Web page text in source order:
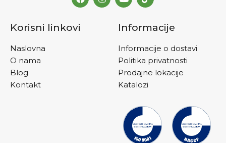
Korisni linkovi
Naslovna
O nama
Blog
Kontakt
Informacije
Informacije o dostavi
Politika privatnosti
Prodajne lokacije
Katalozi